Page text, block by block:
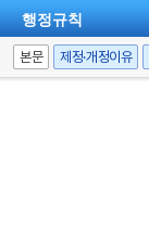
행정규칙
본문 제정·개정이유